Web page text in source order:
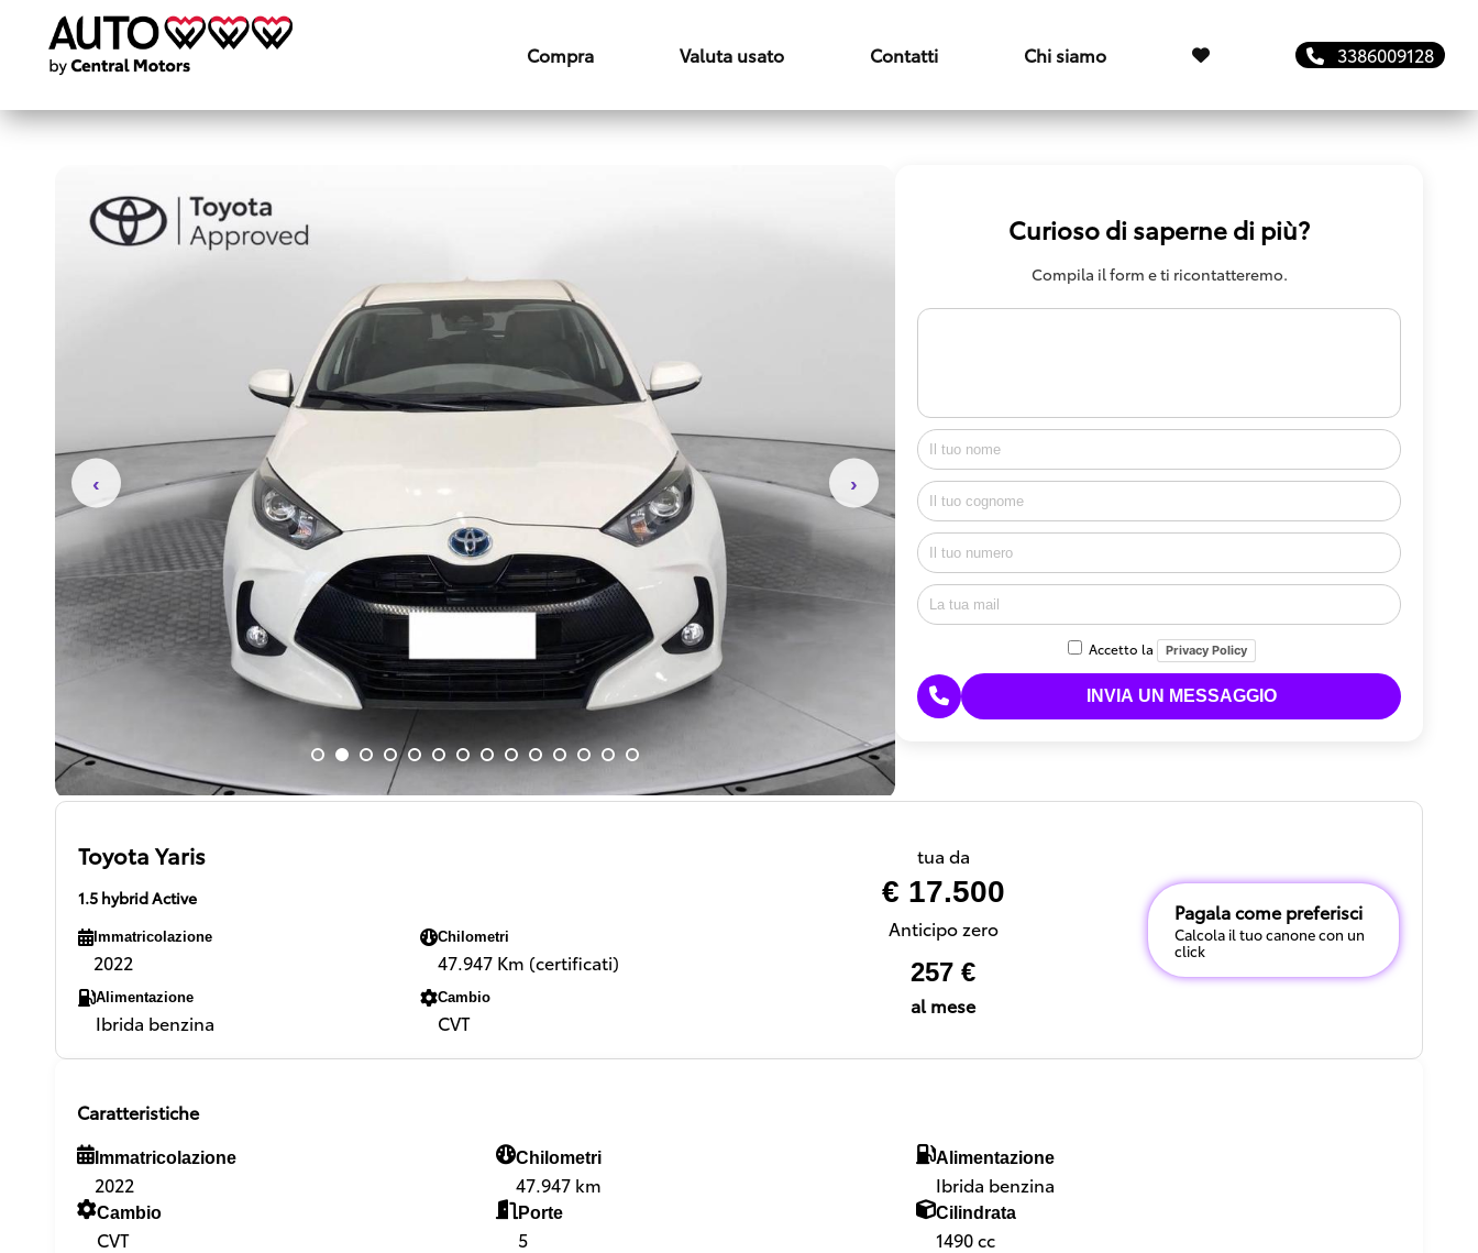
Compra Valuta usato Contatti Chi siamo 3386009128
Curioso di saperne di più?
Compila il form e ti ricontatteremo.
Accetto la Privacy Policy
Toyota Yaris
1.5 hybrid Active
Immatricolazione
2022
Chilometri
47.947 Km (certificati)
Alimentazione
Ibrida benzina
Cambio
CVT
tua da
€ 17.500
Anticipo zero
257 €
al mese
Pagala come preferisci
Calcola il tuo canone con un
click
Caratteristiche
Immatricolazione
2022
Chilometri
47.947 km
Alimentazione
Ibrida benzina
Cambio
CVT
Porte
5
Cilindrata
1490 cc